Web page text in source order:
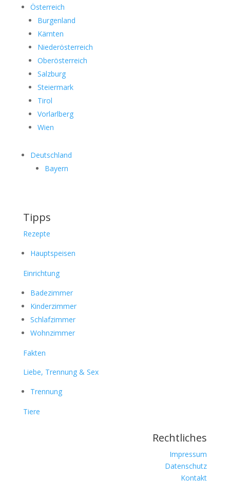
Österreich
Burgenland
Kärnten
Niederösterreich
Oberösterreich
Salzburg
Steiermark
Tirol
Vorlarlberg
Wien
Deutschland
Bayern
Tipps
Rezepte
Hauptspeisen
Einrichtung
Badezimmer
Kinderzimmer
Schlafzimmer
Wohnzimmer
Fakten
Liebe, Trennung & Sex
Trennung
Tiere
Rechtliches
Impressum
Datenschutz
Kontakt